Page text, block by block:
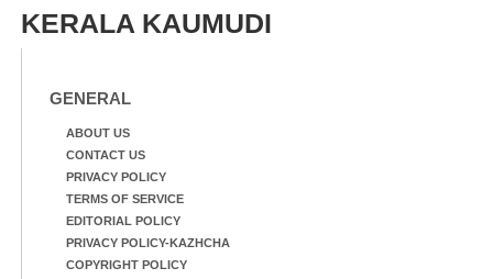
KERALA KAUMUDI
GENERAL
ABOUT US
CONTACT US
PRIVACY POLICY
TERMS OF SERVICE
EDITORIAL POLICY
PRIVACY POLICY-KAZHCHA
COPYRIGHT POLICY